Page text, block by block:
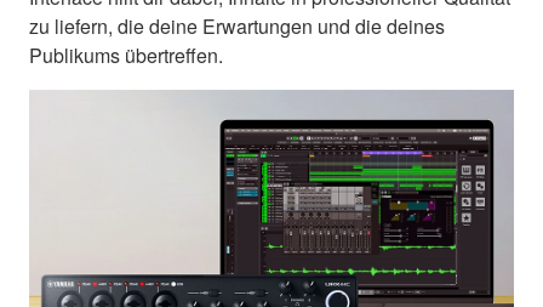
zu liefern, die deine Erwartungen und die deines
Publikums übertreffen.